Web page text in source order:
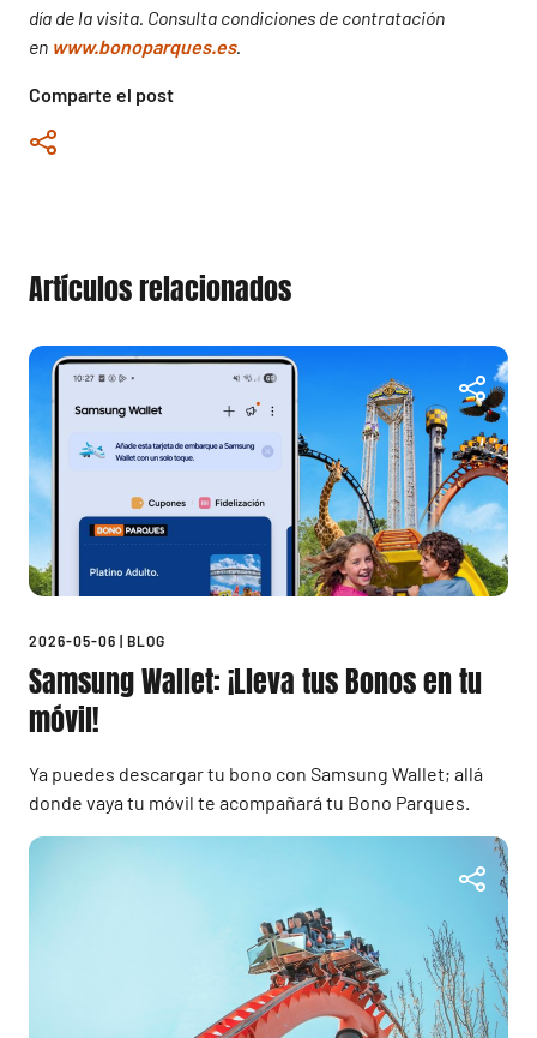
Comparte el post
día de la visita. Consulta condiciones de contratación
en www.bonoparques.es.
Artículos relacionados
2026-05-06 | BLOG
Samsung Wallet: ¡Lleva tus Bonos en tu
móvil!
Ya puedes descargar tu bono con Samsung Wallet; allá
donde vaya tu móvil te acompañará tu Bono Parques.